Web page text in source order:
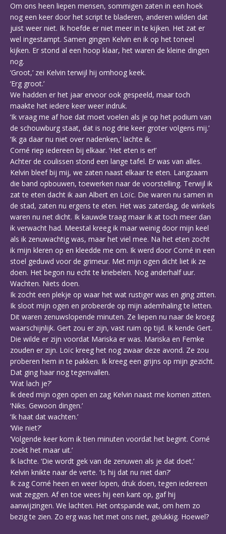
Om ons heen liepen mensen, sommigen zaten in een hoek
nog een keer door het script te bladeren, anderen wilden dat
juist weer niet. Ik hoefde er niet meer in te kijken. Het zat er
wel ingestampt. Samen gingen Kelvin en ik op het toneel
kijken. Er stond al een hoop klaar, het waren de kleine dingen
nog.
‘Groot,’ zei Kelvin terwijl hij omhoog keek.
‘Erg groot.’
We hadden er het jaar ervoor ook gespeeld, maar toch
maakte het iedere keer weer indruk.
‘Ik vraag me af hoe dat moet voelen als je op het podium van
de schouwburg staat, dat is nog drie keer groter volgens mij.’
‘Ik ga daar nu niet over nadenken,’ lachte ik.
Corné riep iedereen bij elkaar. ‘Het eten is er!’
Achter de coulissen stond een lange tafel. Er was van alles.
Kelvin bleef bij mij, we zaten naast elkaar te eten. Langzaam
die band opbouwen, toewerken naar de voorstelling. Terwijl ik
zat te eten dacht ik aan Albert en Loïc. Die waren nu samen in
de stad, zaten nu ergens te eten. Het was zaterdag, de winkels
waren nu net dicht. Ik kauwde traag maar ik at toch meer dan
ik verwacht had. Meestal kreeg ik maar weinig door mijn keel
als ik zenuwachtig was, maar het viel mee. Na het eten zocht
ik mijn kleren op en kleedde me om. Ik werd door Corné in een
stoel geduwd voor de grimeur. Met mijn ogen dicht liet ik ze
doen. Het begon nu echt te kriebelen. Nog anderhalf uur.
Wachten. Niets doen.
Ik zocht een plekje op waar het wat rustiger was en ging zitten.
Ik sloot mijn ogen en probeerde op mijn ademhaling te letten.
Dit waren zenuwslopende minuten. Ze liepen nu naar de kroeg
waarschijnlijk. Gert zou er zijn, vast ruim op tijd. Ik kende Gert.
Die wilde er zijn voordat Mariska er was. Mariska en Femke
zouden er zijn. Loïc kreeg het nog zwaar deze avond. Ze zou
proberen hem in te pakken. Ik kreeg een grijns op mijn gezicht.
Dat ging haar nog tegenvallen.
‘Wat lach je?’
Ik deed mijn ogen open en zag Kelvin naast me komen zitten.
‘Niks. Gewoon dingen.’
‘Ik haat dat wachten.’
‘Wie niet?’
‘Volgende keer kom ik tien minuten voordat het begint. Corné
zoekt het maar uit.’
Ik lachte. ‘Die wordt gek van de zenuwen als je dat doet.’
Kelvin knikte naar de verte. ‘Is hij dat nu niet dan?’
Ik zag Corné heen en weer lopen, druk doen, tegen iedereen
wat zeggen. Af en toe wees hij een kant op, gaf hij
aanwijzingen. We lachten. Het ontspande wat, om hem zo
bezig te zien. Zo erg was het met ons niet, gelukkig. Hoewel?